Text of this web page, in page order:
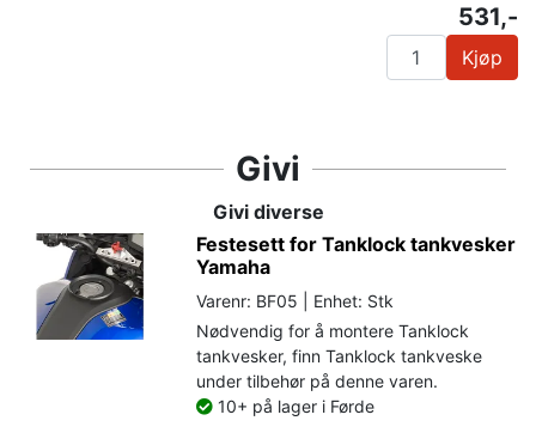
531,-
Kjøp
Givi
Givi diverse
Festesett for Tanklock tankvesker
Yamaha
Varenr: BF05 | Enhet: Stk
Nødvendig for å montere Tanklock
tankvesker, finn Tanklock tankveske
under tilbehør på denne varen.
10+ på lager i Førde